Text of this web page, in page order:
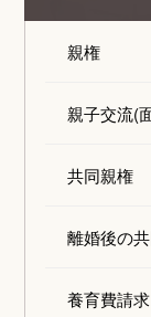
親権
親子交流(
共同親権
離婚後の
養育費請